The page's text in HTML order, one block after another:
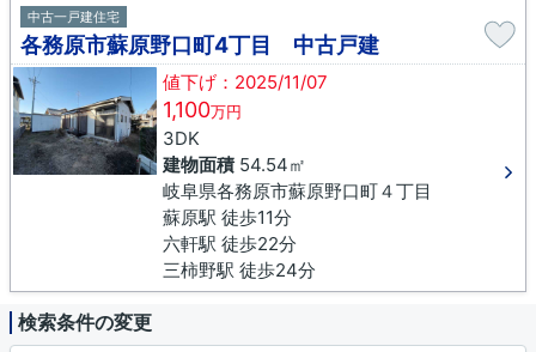
中古一戸建住宅
各務原市蘇原野口町4丁目 中古戸建
値下げ：2025/11/07
1,100万円
3DK
建物面積54.54㎡
岐阜県各務原市蘇原野口町４丁目
蘇原駅 徒歩11分
六軒駅 徒歩22分
三柿野駅 徒歩24分
検索条件の変更